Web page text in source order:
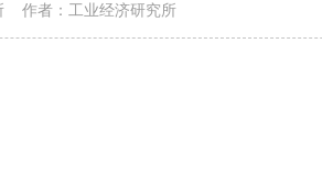
作者：工业经济研究所